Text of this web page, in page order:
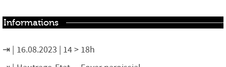
Informations
16.08.2023 | 14 > 18h